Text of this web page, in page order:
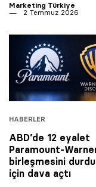
Marketing Türkiye
2 Temmuz 2026
HABERLER
ABD’de 12 eyalet
Paramount-
birleşmesini
için dava açtı